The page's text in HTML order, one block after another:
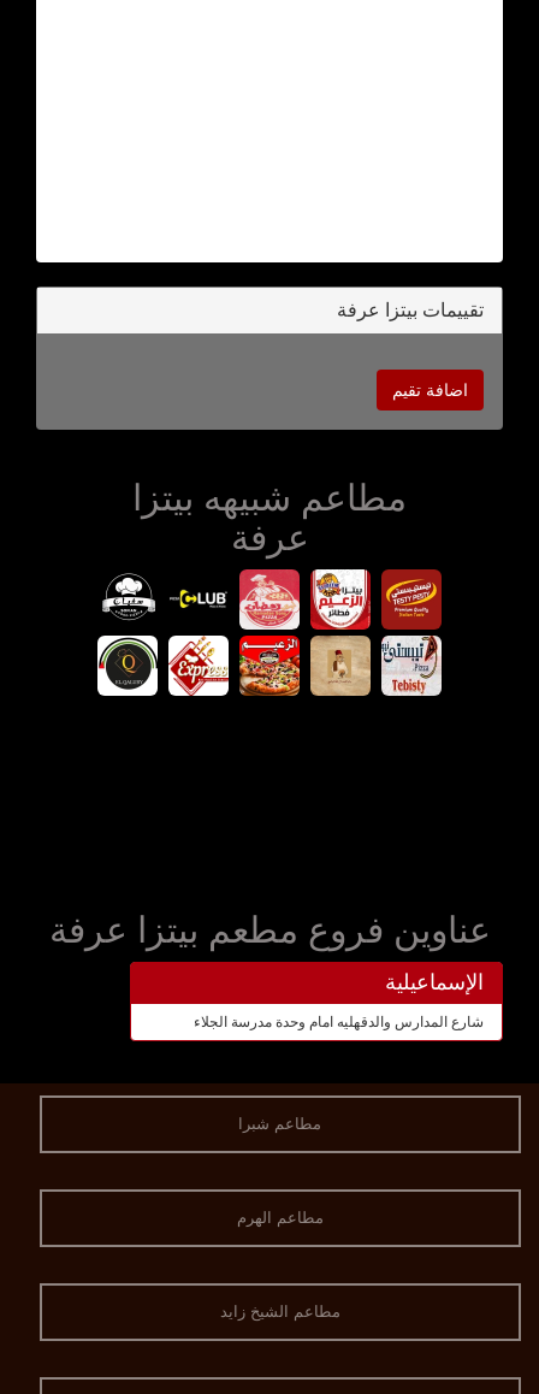
تقييمات بيتزا عرفة
اضافة تقيم
مطاعم شبيهه بيتزا
عرفة
عناوين فروع مطعم بيتزا عرفة
الإسماعيلية
شارع المدارس والدقهليه امام وحدة مدرسة الجلاء
مطاعم شبرا
مطاعم الهرم
مطاعم الشيخ زايد